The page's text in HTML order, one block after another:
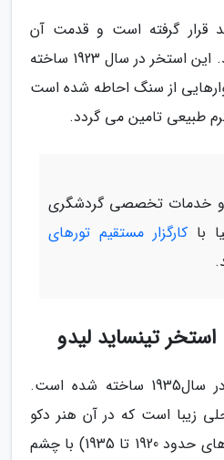
قرار گرفته است و قدمت آن
نزدیک به یک قرن می رسد. این استخر در سال 1923 ساخته
از سنگ احاطه شده است
طبیعی تامین می گردد.
و خدمات تخصصی گردشگری
باکارگزار مستقیم تورهای
تینساید لیدو
استخر تینساید در اصل در سال1935 ساخته شده است.
زیبا است که در آن هنر دکو
(سبک هنری رایج در سال های حدود 1920 تا 1935) با چشم